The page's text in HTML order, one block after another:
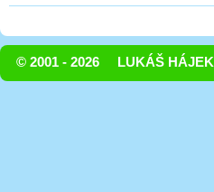
© 2001 - 2026 LUKÁŠ HÁJEK